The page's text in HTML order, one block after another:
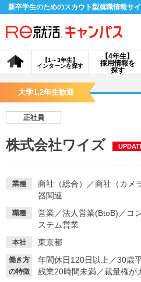
新卒学生のためのスカウト型就職情報サ
【4年生】
採用情報を
探す
【1～3年生】
インターンを探す
会員登録
探す
イベントを探す スカウ
大学1,2年生歓迎
正社員
株式会社ワイズ
業種 商社（総合） ／商社（カメ
器関連
職種 営業／法人営業(BtoB) ／ コ
ステム営業
本社 東京都
働き方
の特徴
年間休日120日以上 ／30歳
残業20時間未満／裁量権が